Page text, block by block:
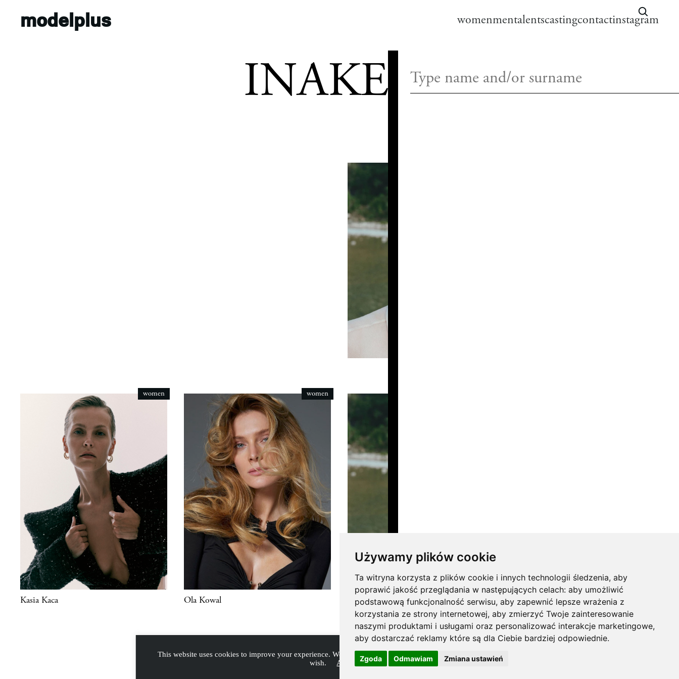
Używamy plików cookie
Ta witryna korzysta z plików cookie i innych technologii śledzenia, aby
poprawić jakość przeglądania w następujących celach: aby umożliwić
podstawową funkcjonalność serwisu, aby zapewnić lepsze wrażenia z
korzystania ze strony internetowej, aby zmierzyć Twoje zainteresowanie
naszymi produktami i usługami oraz personalizować interakcje marketingowe,
aby dostarczać reklamy które są dla Ciebie bardziej odpowiednie.
Zgoda Odmawiam Zmiana ustawień
modelplus womenmentalentscastingcontactinstagram
INAKESS
women
Kasia Kaca
women
Ola Kowal Ania Kisiel Maddie
© 2026 modelplus, site byaesptk
This website uses cookies to improve your experience. We'll assume you're ok with this, but you can opt-out if you
wish.
Accept